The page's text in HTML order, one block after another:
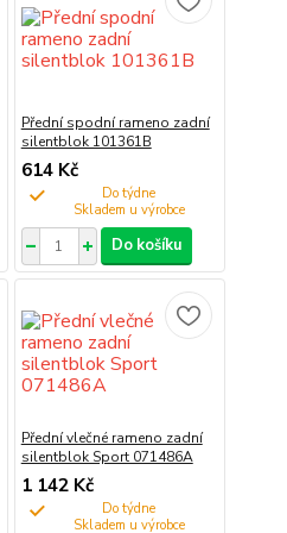
Přední spodní rameno zadní
silentblok 101361B
614 Kč
Do týdne
Do košíku
Přední vlečné rameno zadní
silentblok Sport 071486A
1 142 Kč
Do týdne